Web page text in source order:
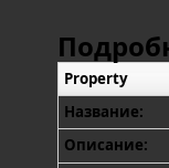
Property
Название:
Описание: